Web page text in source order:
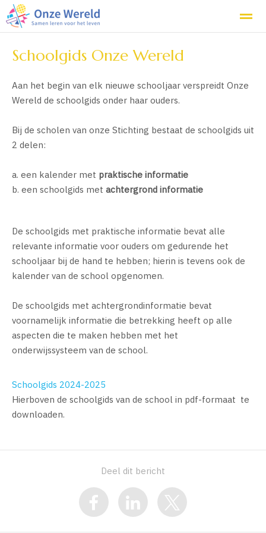
Onze school De groepen Kennismaken
Home Bellen
Schoolgids Onze Wereld
Aan het begin van elk nieuwe schooljaar verspreidt Onze
Wereld de schoolgids onder haar ouders.
Bij de scholen van onze Stichting bestaat de schoolgids uit
2 delen:
a. een kalender met praktische informatie
b. een schoolgids met achtergrond informatie
De schoolgids met praktische informatie bevat alle
relevante informatie voor ouders om gedurende het
schooljaar bij de hand te hebben; hierin is tevens ook de
kalender van de school opgenomen.
De schoolgids met achtergrondinformatie bevat
voornamelijk informatie die betrekking heeft op alle
aspecten die te maken hebben met het
onderwijssysteem van de school.
Schoolgids 2024-2025
Hierboven de schoolgids van de school in pdf-formaat te
downloaden.
Deel dit bericht